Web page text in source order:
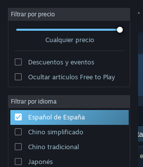
Iniciar sesión
Acerca de
Soporte
Cambiar idioma
Filtrar por precio
Cualquier precio
Descuentos y eventos
Ocultar artículos Free to Play
Filtrar por idioma
Español de España
Chino simplificado
Chino tradicional
Japonés
Desarrollador: Valkeala Software
Ordenar por Relevancia
0 resultados coinciden con la búsqueda. Se han
títulos basándose en tus preferencias.